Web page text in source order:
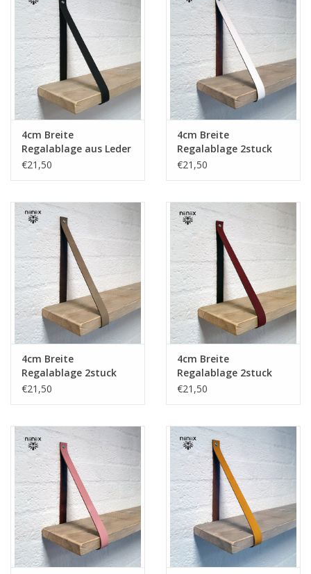
4cm Breite
Regalablage aus Leder
schwarz
€21,50
4cm Breite
Regalablage 2stuck
aus Leder weiss
€21,50
4cm Breite
Regalablage 2stuck
aus Leder Taupe
€21,50
4cm Breite
Regalablage 2stuck
aus Leder plum
€21,50